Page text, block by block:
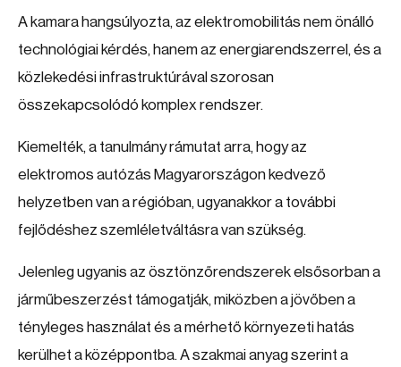
A kamara hangsúlyozta, az elektromobilitás nem önálló
technológiai kérdés, hanem az energiarendszerrel, és a
közlekedési infrastruktúrával szorosan
összekapcsolódó komplex rendszer.
Kiemelték, a tanulmány rámutat arra, hogy az
elektromos autózás Magyarországon kedvező
helyzetben van a régióban, ugyanakkor a további
fejlődéshez szemléletváltásra van szükség.
Jelenleg ugyanis az ösztönzőrendszerek elsősorban a
járműbeszerzést támogatják, miközben a jövőben a
tényleges használat és a mérhető környezeti hatás
kerülhet a középpontba. A szakmai anyag szerint a